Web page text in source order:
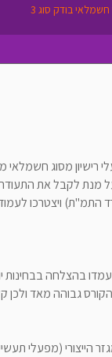
בודק סוג 3
רישיון מסוג חשמלאי
מנת לקבל את
ויצטרכו
בהצלחה בבחינות
גבוהה מאד ולכן
הייצורי (מפעלי